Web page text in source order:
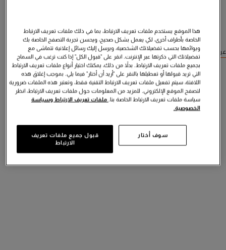
عرض منتجات مشابهة
هذا الموقع يستخدم ملفات تعريف الارتباط، بما في ذلك ملفات تعريف الارتباط
الخاصة بأطراف أخرى، لكي يعمل بشكل صحيح، ويحسن تجربة التصفح الخاصة بك
ويوائمها بحسب تفضيلاتك الشخصية، ويرسل إليك رسائل إعلانية تتماشى مع
تفضيلاتك التي ذكرتها عبر الإنترنت. انقر على "قبول الكل" إذا كنت ترغب في السماح
بجميع ملفات تعريف الارتباط. بدلاً من ذلك، يمكنك اختيار أنواع ملفات تعريف الارتباط
التي تريد قبولها أو تعطيلها بالنقر على "أريد أن أختار" فيما يلي. بموجب إغلاق هذه
اللافتة، سيتم تفعيل ملفات تعريف الارتباط التقنية فقط، وتعتبر هذه الملفات ضرورية
لتصفح الموقع الإلكتروني. للمزيد من المعلومات حول ملفات تعريف الارتباط، انظر
سياسة ملفات تعريف الارتباط الخاصة بنا. ملفات تعريف الارتباط وسياسة
الخصوصية.
سوف أختار
قبول جميع ملفات تعريف
الارتباط